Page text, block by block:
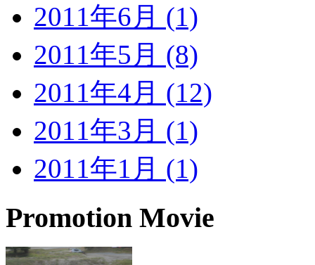
2011年6月 (1)
2011年5月 (8)
2011年4月 (12)
2011年3月 (1)
2011年1月 (1)
Promotion Movie